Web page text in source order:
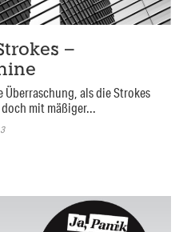
–
Überraschung, als die Strokes
mit mäßiger...